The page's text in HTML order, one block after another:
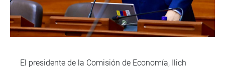
El presidente de la Comisión de Economía, Ilich